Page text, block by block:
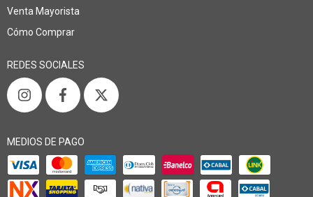
Venta Mayorista
Cómo Comprar
REDES SOCIALES
MEDIOS DE PAGO